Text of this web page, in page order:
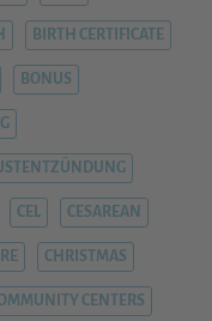
BIRTH CERTIFICATE
BONUS
CEL CESAREAN
CHRISTMAS
CENTERS